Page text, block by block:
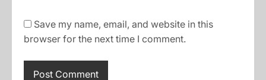
Save my name, email, and website in this
browser for the next time I comment.